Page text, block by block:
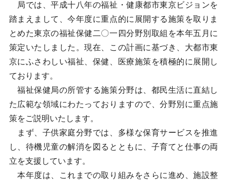
局では、平成十八年の福祉・健康都市東京ビジョンを
踏まえまして、今年度に重点的に展開する施策を取りま
とめた東京の福祉保健二〇一四分野別取組を本年五月に
策定いたしました。現在、この計画に基づき、大都市東
京にふさわしい福祉、保健、医療施策を積極的に展開し
ております。
福祉保健局の所管する施策分野は、都民生活に直結し
た広範な領域にわたっておりますので、分野別に重点施
策をご説明いたします。
まず、子供家庭分野では、多様な保育サービスを推進
し、待機児童の解消を図るとともに、子育てと仕事の両
立を支援しています。
本年度は、これまでの取り組みをさらに進め、施設整